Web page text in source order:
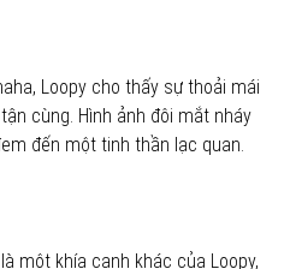
Loopy cho thấy sự thoải mái
cùng. Hình ảnh đôi mắt nháy
đến một tinh thần lạc quan.
một khía cạnh khác của Loopy,